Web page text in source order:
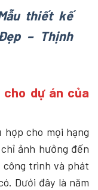
thiết kế
– Thịnh
cho dự án của
hợp cho mọi hạng
ảnh hưởng đến
trình và phát
Dưới đây là năm